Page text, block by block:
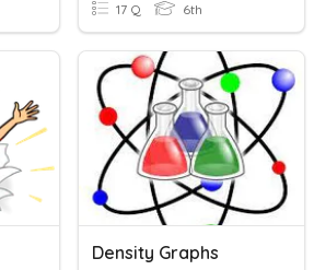
17 Q 6th
Density Graphs